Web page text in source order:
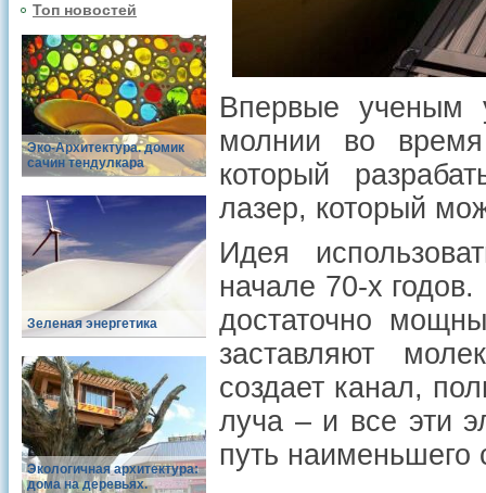
Топ новостей
Эко-Архитектура. домик
сачин тендулкара
Зеленая энергетика
Экологичная архитектура:
дома на деревьях.
Впервые ученым
молнии во
который
лазер, который
Идея
начале 70-х
достаточно
заставляют
создает канал,
луча – и все эти
путь